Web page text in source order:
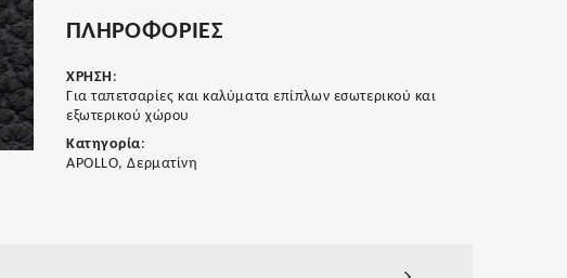
ΠΛΗΡΟΦΟΡΙΕΣ
ΧΡΗΣΗ :
Για ταπετσαρίες και καλύματα επίπλων εσωτερικού και
εξωτερικού χώρου
Κατηγορία:
APOLLO, Δερματίνη